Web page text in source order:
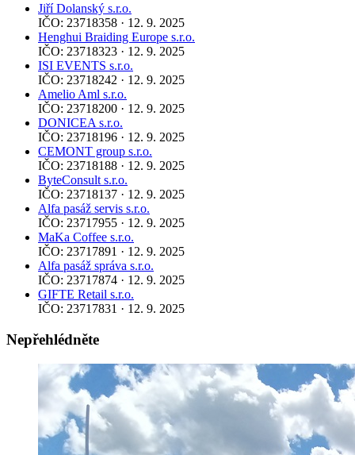
Jiří Dolanský s.r.o.
IČO: 23718358 · 12. 9. 2025
Henghui Braiding Europe s.r.o.
IČO: 23718323 · 12. 9. 2025
ISI EVENTS s.r.o.
IČO: 23718242 · 12. 9. 2025
Amelio Aml s.r.o.
IČO: 23718200 · 12. 9. 2025
DONICEA s.r.o.
IČO: 23718196 · 12. 9. 2025
CEMONT group s.r.o.
IČO: 23718188 · 12. 9. 2025
ByteConsult s.r.o.
IČO: 23718137 · 12. 9. 2025
Alfa pasáž servis s.r.o.
IČO: 23717955 · 12. 9. 2025
MaKa Coffee s.r.o.
IČO: 23717891 · 12. 9. 2025
Alfa pasáž správa s.r.o.
IČO: 23717874 · 12. 9. 2025
GIFTE Retail s.r.o.
IČO: 23717831 · 12. 9. 2025
Nepřehlédněte